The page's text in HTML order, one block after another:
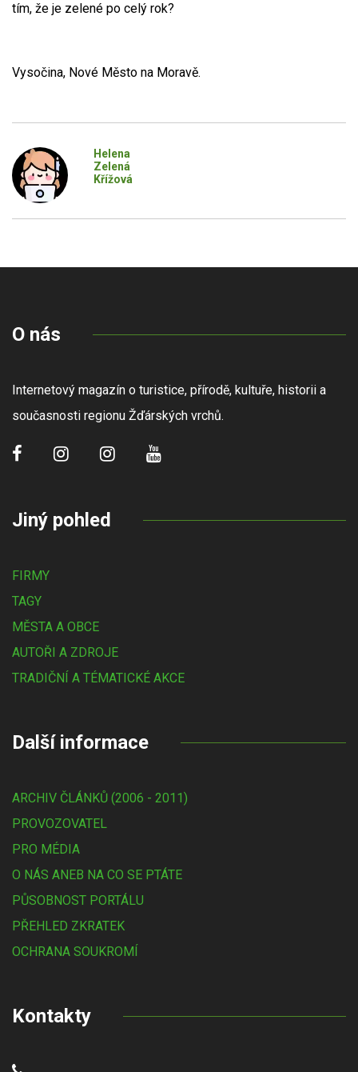
tím, že je zelené po celý rok?
Vysočina, Nové Město na Moravě.
Helena
Zelená
Křížová
O nás
Internetový magazín o turistice, přírodě, kultuře, historii a
současnosti regionu Žďárských vrchů.
Jiný pohled
FIRMY
TAGY
MĚSTA A OBCE
AUTOŘI A ZDROJE
TRADIČNÍ A TÉMATICKÉ AKCE
Další informace
ARCHIV ČLÁNKŮ (2006 - 2011)
PROVOZOVATEL
PRO MÉDIA
O NÁS ANEB NA CO SE PTÁTE
PŮSOBNOST PORTÁLU
PŘEHLED ZKRATEK
OCHRANA SOUKROMÍ
Kontakty